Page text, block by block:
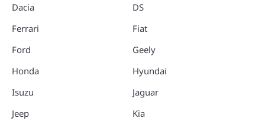
Dacia
Ferrari
Ford
Honda
Isuzu
Jeep
DS
Fiat
Geely
Hyundai
Jaguar
Kia